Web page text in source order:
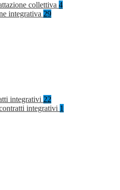
collettiva 4
integrativa 29
integrativi 22
integrativi 1